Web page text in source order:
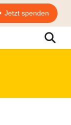
Jetzt spenden
Suche